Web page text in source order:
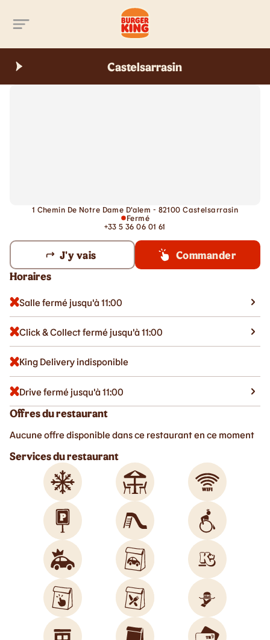
Castelsarrasin
1 Chemin De Notre Dame D'alem - 82100 Castelsarrasin
Fermé
+33 5 36 06 01 61
J'y vais
Commander
Horaires
Salle fermé jusqu'à 11:00
Click & Collect fermé jusqu'à 11:00
King Delivery indisponible
Drive fermé jusqu'à 11:00
Offres du restaurant
Aucune offre disponible dans ce restaurant en ce moment
Services du restaurant